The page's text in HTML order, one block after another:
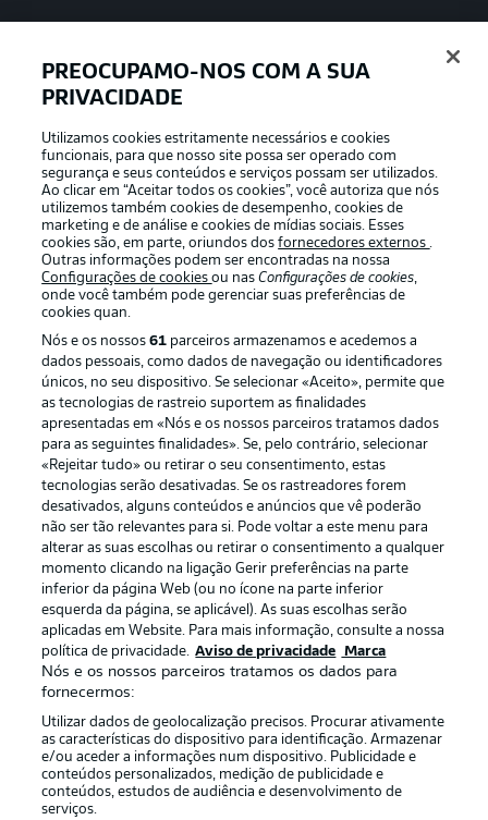
APLICATIVO DA BUNDESLIGA
Oferecido por
Publicidade Avisos legais
Gerir preferências Aviso de privacidade
Emissoras
Trabalhe conosco Marca
Contato Jogadores
PREOCUPAMO-NOS COM A SUA
PRIVACIDADE
Utilizamos cookies estritamente necessários e cookies
funcionais, para que nosso site possa ser operado com
segurança e seus conteúdos e serviços possam ser utilizados.
Ao clicar em “Aceitar todos os cookies”, você autoriza que nós
utilizemos também cookies de desempenho, cookies de
marketing e de análise e cookies de mídias sociais. Esses
cookies são, em parte, oriundos dosfornecedores externos.
Outras informações podem ser encontradas na nossa
Configurações de cookiesou nasConfigurações de cookies,
onde você também pode gerenciar suas preferências de
cookies quan.
Nós e os nossos61 parceiros armazenamos e acedemos a
dados pessoais, como dados de navegação ou identificadores
únicos, no seu dispositivo. Se selecionar «Aceito», permite que
as tecnologias de rastreio suportem as finalidades
apresentadas em «Nós e os nossos parceiros tratamos dados
para as seguintes finalidades». Se, pelo contrário, selecionar
«Rejeitar tudo» ou retirar o seu consentimento, estas
tecnologias serão desativadas. Se os rastreadores forem
desativados, alguns conteúdos e anúncios que vê poderão
não ser tão relevantes para si. Pode voltar a este menu para
alterar as suas escolhas ou retirar o consentimento a qualquer
momento clicando na ligação Gerir preferências na parte
inferior da página Web (ou no ícone na parte inferior
esquerda da página, se aplicável). As suas escolhas serão
aplicadas em Website. Para mais informação, consulte a nossa
política de privacidade. Aviso de privacidade Marca
Nós e os nossos parceiros tratamos os dados para
fornecermos:
Utilizar dados de geolocalização precisos. Procurar ativamente
as características do dispositivo para identificação. Armazenar
e/ou aceder a informações num dispositivo. Publicidade e
conteúdos personalizados, medição de publicidade e
conteúdos, estudos de audiência e desenvolvimento de
serviços.